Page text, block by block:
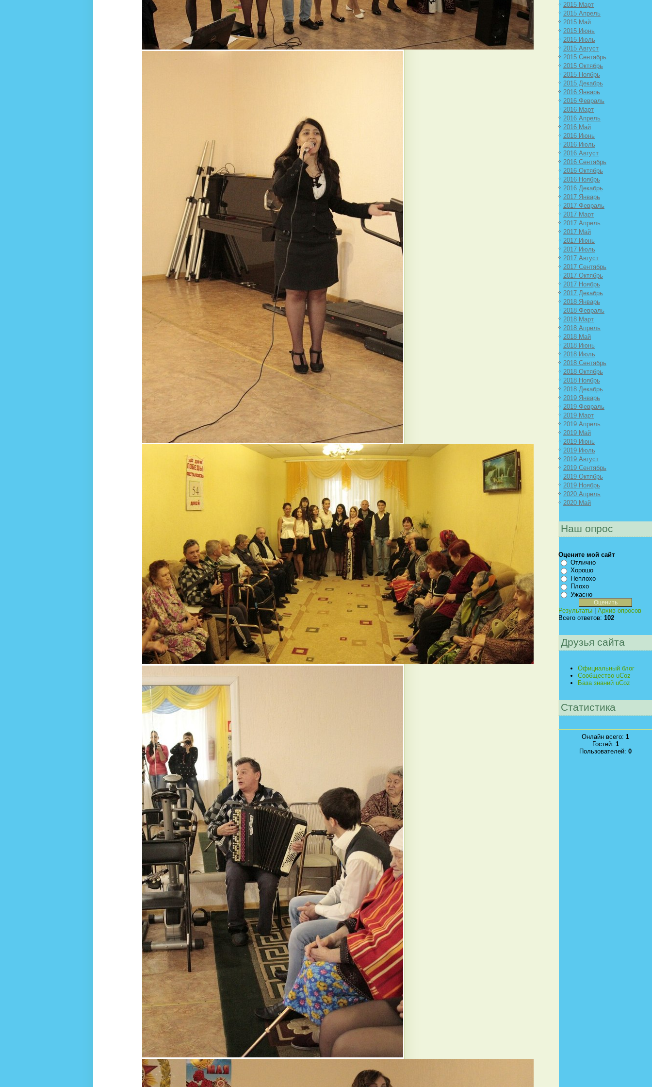
2015 Март
2015 Апрель
2015 Май
2015 Июнь
2015 Июль
2015 Август
2015 Сентябрь
2015 Октябрь
2015 Ноябрь
2015 Декабрь
2016 Январь
2016 Февраль
2016 Март
2016 Апрель
2016 Май
2016 Июнь
2016 Июль
2016 Август
2016 Сентябрь
2016 Октябрь
2016 Ноябрь
2016 Декабрь
2017 Январь
2017 Февраль
2017 Март
2017 Апрель
2017 Май
2017 Июнь
2017 Июль
2017 Август
2017 Сентябрь
2017 Октябрь
2017 Ноябрь
2017 Декабрь
2018 Январь
2018 Февраль
2018 Март
2018 Апрель
2018 Май
2018 Июнь
2018 Июль
2018 Сентябрь
2018 Октябрь
2018 Ноябрь
2018 Декабрь
2019 Январь
2019 Февраль
2019 Март
2019 Апрель
2019 Май
2019 Июнь
2019 Июль
2019 Август
2019 Сентябрь
2019 Октябрь
2019 Ноябрь
2020 Апрель
2020 Май
Наш опрос
Оцените мой сайт
Отлично
Хорошо
Неплохо
Плохо
Ужасно
Результаты
Архив опросов
Всего ответов: 102
Друзья сайта
Официальный блог
Сообщество uCoz
База знаний uCoz
Статистика
Онлайн всего: 1
Гостей: 1
Пользователей: 0